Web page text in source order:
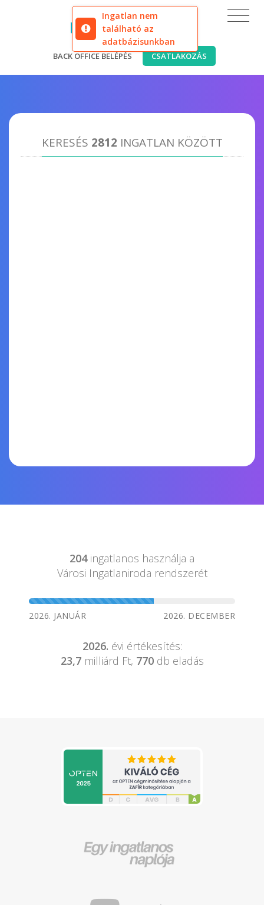
Ingatlan nem
található az
adatbázisunkban
BACK OFFICE BELÉPÉS CSATLAKOZÁS
KERESÉS 2812 INGATLAN KÖZÖTT
204ingatlanos használja a
Városi Ingatlaniroda rendszerét
2026. JANUÁR 2026. DECEMBER
2026. évi értékesítés:
23,7milliárd Ft, 770db eladás